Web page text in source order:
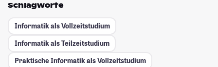
Schlagworte
Informatik als Vollzeitstudium
Informatik als Teilzeitstudium
Praktische Informatik als Vollzeitstudium